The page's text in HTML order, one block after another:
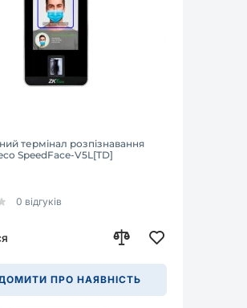
термінал розпізнавання
SpeedFace-V5L[TD]
0 відгуків
ПРО НАЯВНІСТЬ